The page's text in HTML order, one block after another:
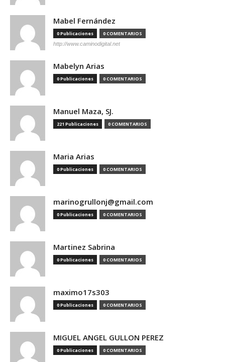
Mabel Fernández
0 Publicaciones 0 COMENTARIOS
http://www.caminodigital.net
Mabelyn Arias
0 Publicaciones 0 COMENTARIOS
Manuel Maza, SJ.
221 Publicaciones 0 COMENTARIOS
Maria Arias
0 Publicaciones 0 COMENTARIOS
marinogrullonj@gmail.com
0 Publicaciones 0 COMENTARIOS
Martinez Sabrina
0 Publicaciones 0 COMENTARIOS
maximo17s303
0 Publicaciones 0 COMENTARIOS
MIGUEL ANGEL GULLON PEREZ
0 Publicaciones 0 COMENTARIOS